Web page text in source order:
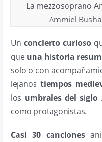
La mezzosoprano
Ammiel
Un concierto curioso
que una historia
solo o con
lejanos tiempos
los umbrales del siglo
como protagonistas.
Casi 30 canciones